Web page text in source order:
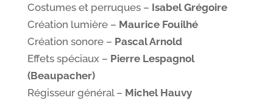
Costumes et perruques – Isabel Grégoire
Création lumière – Maurice Fouilhé
Création sonore – Pascal Arnold
Effets spéciaux – Pierre Lespagnol
(Beaupacher)
Régisseur général – Michel Hauvy